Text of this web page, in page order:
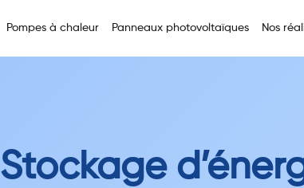
Pompes à chaleur Panneaux photovoltaïques Nos
Stockage